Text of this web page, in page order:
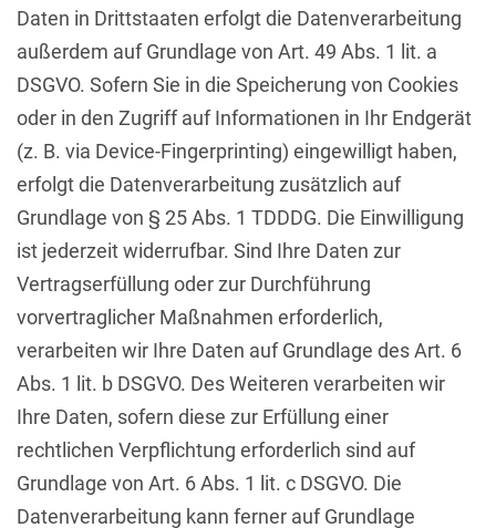
Daten in Drittstaaten erfolgt die Datenverarbeitung
außerdem auf Grundlage von Art. 49 Abs. 1 lit. a
DSGVO. Sofern Sie in die Speicherung von Cookies
oder in den Zugriff auf Informationen in Ihr Endgerät
(z. B. via Device-Fingerprinting) eingewilligt haben,
erfolgt die Datenverarbeitung zusätzlich auf
Grundlage von § 25 Abs. 1 TDDDG. Die Einwilligung
ist jederzeit widerrufbar. Sind Ihre Daten zur
Vertragserfüllung oder zur Durchführung
vorvertraglicher Maßnahmen erforderlich,
verarbeiten wir Ihre Daten auf Grundlage des Art. 6
Abs. 1 lit. b DSGVO. Des Weiteren verarbeiten wir
Ihre Daten, sofern diese zur Erfüllung einer
rechtlichen Verpflichtung erforderlich sind auf
Grundlage von Art. 6 Abs. 1 lit. c DSGVO. Die
Datenverarbeitung kann ferner auf Grundlage